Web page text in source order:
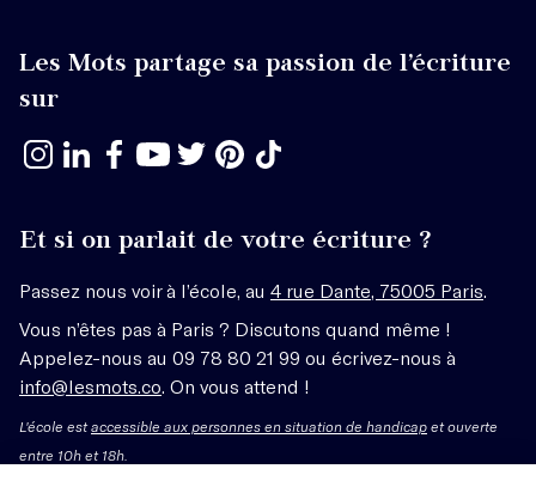
Les Mots partage sa passion de l’écriture
sur
Et si on parlait de votre écriture ?
Passez nous voir à l’école, au 4 rue Dante, 75005 Paris
Vous n’êtes pas à Paris ? Discutons quand même !
Appelez-nous au 09 78 80 21 99 ou écrivez-nous à
info@lesmots.co . On vous attend !
L'école estaccessible aux personnes en situation de handicap et ouverte
entre 10h et 18h.